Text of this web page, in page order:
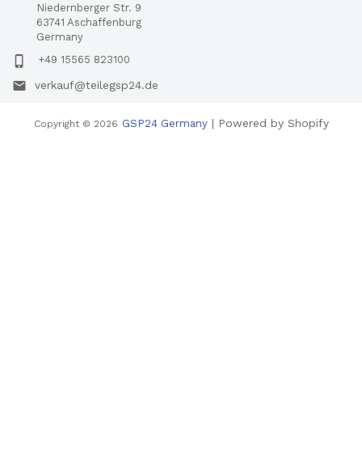
Niedernberger Str. 9
63741 Aschaffenburg
Germany
+49 15565 823100
verkauf@teilegsp24.de
Copyright © 2026 GSP24 Germany| Powered by Shopify